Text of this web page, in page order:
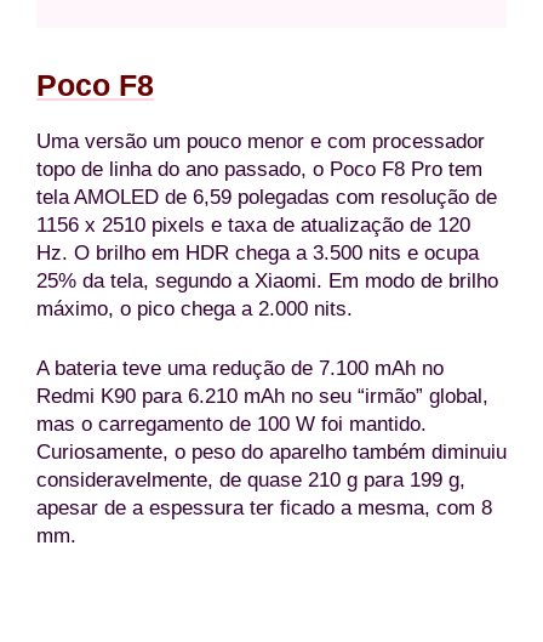
Poco F8
Uma versão um pouco menor e com processador
topo de linha do ano passado, o Poco F8 Pro tem
tela AMOLED de 6,59 polegadas com resolução de
1156 x 2510 pixels e taxa de atualização de 120
Hz. O brilho em HDR chega a 3.500 nits e ocupa
25% da tela, segundo a Xiaomi. Em modo de brilho
máximo, o pico chega a 2.000 nits.
A bateria teve uma redução de 7.100 mAh no
Redmi K90 para 6.210 mAh no seu “irmão” global,
mas o carregamento de 100 W foi mantido.
Curiosamente, o peso do aparelho também diminuiu
consideravelmente, de quase 210 g para 199 g,
apesar de a espessura ter ficado a mesma, com 8
mm.